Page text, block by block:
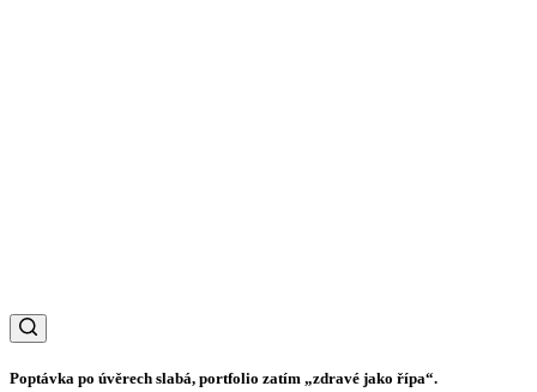
Poptávka po úvěrech slabá, portfolio zatím „zdravé jako řípa“.